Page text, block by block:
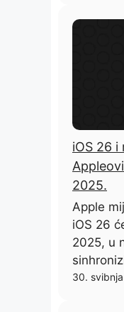
iOS 26 i
2025.
Apple
iOS 26
2025, u
30.